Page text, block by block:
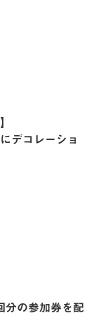
デコレーショ
分の参加券を配